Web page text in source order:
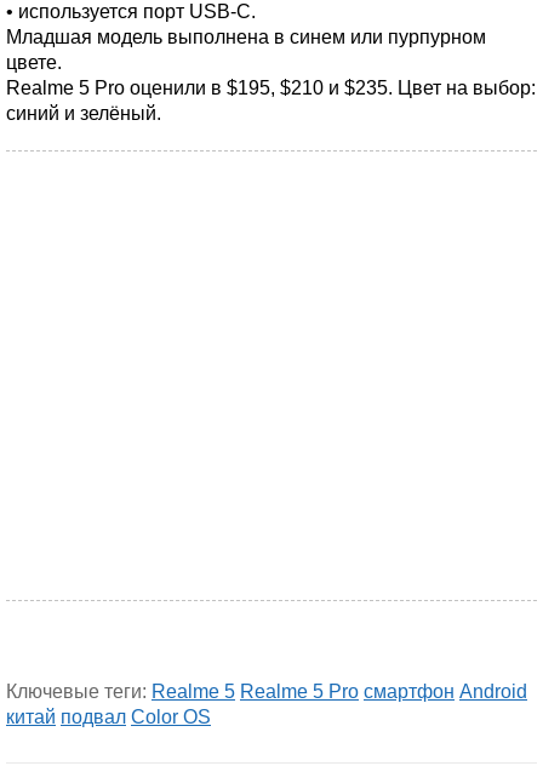
• используется порт USB-C.
Младшая модель выполнена в синем или пурпурном
цвете.
Realme 5 Pro оценили в $195, $210 и $235. Цвет на выбор:
синий и зелёный.
Ключевые теги: Realme 5 Realme 5 Pro смартфон Android
китай подвал Color OS